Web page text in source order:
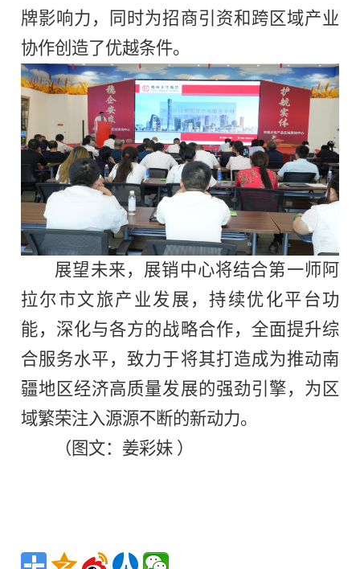
牌影响力，同时为招商引资和跨区域产业
协作创造了优越条件。
展望未来，展销中心将结合第一师阿
拉尔市文旅产业发展，持续优化平台功
能，深化与各方的战略合作，全面提升综
合服务水平，致力于将其打造成为推动南
疆地区经济高质量发展的强劲引擎，为区
域繁荣注入源源不断的新动力。
（图文：姜彩妹 ）